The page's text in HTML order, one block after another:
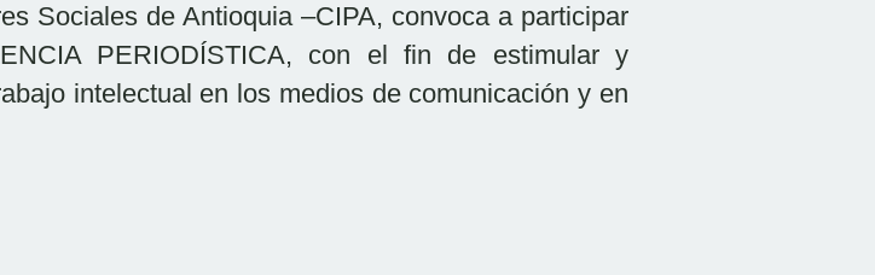
Sociales de Antioquia –CIPA, convoca a participar
PERIODÍSTICA, con el fin de estimular y
intelectual en los medios de comunicación y en